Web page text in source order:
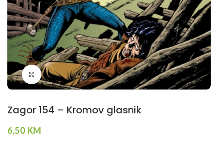
Klikni da povečaš
Zagor 154 – Kromov glasnik
6,50 KM